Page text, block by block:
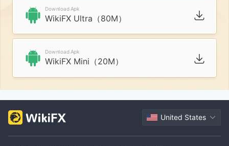
Download Apk
WikiFX Ultra（80M）
Download Apk
WikiFX Mini（20M）
United States